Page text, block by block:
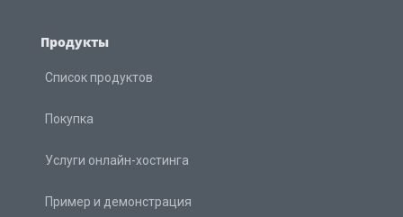
Продукты
Список продуктов
Покупка
Услуги онлайн-хостинга
Пример и демонстрация